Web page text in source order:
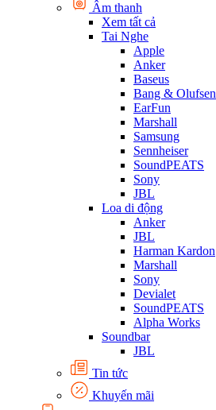
Âm thanh
Xem tất cả
Tai Nghe
Apple
Anker
Baseus
Bang & Olufsen
EarFun
Marshall
Samsung
Sennheiser
SoundPEATS
Sony
JBL
Loa di động
Anker
JBL
Harman Kardon
Marshall
Sony
Devialet
SoundPEATS
Alpha Works
Soundbar
JBL
Tin tức
Khuyến mãi